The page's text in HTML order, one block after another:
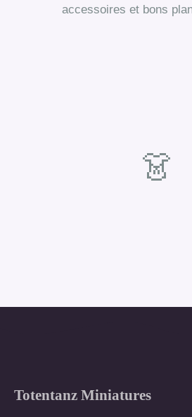
accessoires et bons
👗
Totentanz Miniatures